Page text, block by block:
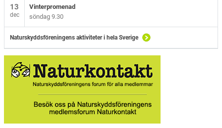
13
dec
Vinterpromenad
söndag 9.30
Naturskyddsföreningens aktiviteter i hela Sverige